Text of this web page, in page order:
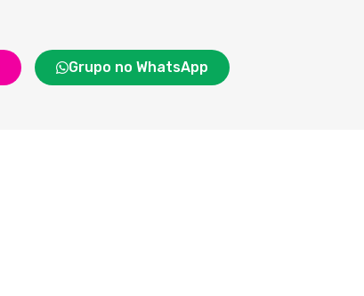
Grupo no WhatsApp